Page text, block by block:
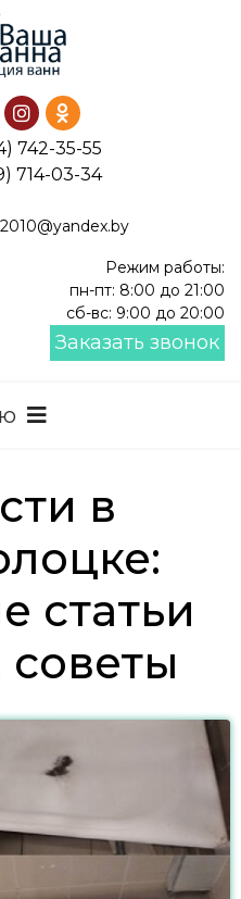
742-35-55
714-03-34
Режим работы:
пн-пт: 8:00 до 21:00
сб-вс: 9:00 до 20:00
Заказать звонок
в
статьи